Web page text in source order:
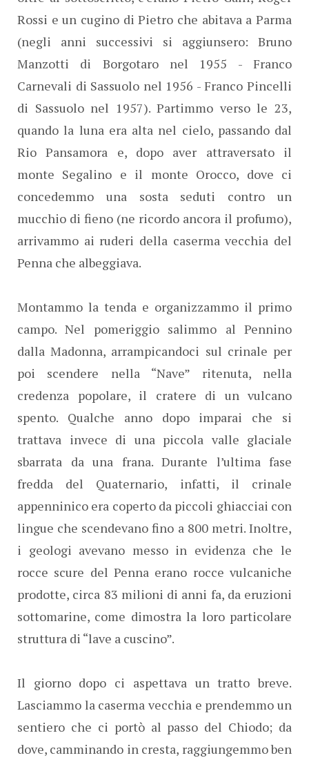
Rossi e un cugino di Pietro che abitava a Parma
(negli anni successivi si aggiunsero: Bruno
Manzotti di Borgotaro nel 1955 - Franco
Carnevali di Sassuolo nel 1956 - Franco Pincelli
di Sassuolo nel 1957). Partimmo verso le 23,
quando la luna era alta nel cielo, passando dal
Rio Pansamora e, dopo aver attraversato il
monte Segalino e il monte Orocco, dove ci
concedemmo una sosta seduti contro un
mucchio di fieno (ne ricordo ancora il profumo),
arrivammo ai ruderi della caserma vecchia del
Penna che albeggiava.
Montammo la tenda e organizzammo il primo
campo. Nel pomeriggio salimmo al Pennino
dalla Madonna, arrampicandoci sul crinale per
poi scendere nella “Nave” ritenuta, nella
credenza popolare, il cratere di un vulcano
spento. Qualche anno dopo imparai che si
trattava invece di una piccola valle glaciale
sbarrata da una frana. Durante l’ultima fase
fredda del Quaternario, infatti, il crinale
appenninico era coperto da piccoli ghiacciai con
lingue che scendevano fino a 800 metri. Inoltre,
i geologi avevano messo in evidenza che le
rocce scure del Penna erano rocce vulcaniche
prodotte, circa 83 milioni di anni fa, da eruzioni
sottomarine, come dimostra la loro particolare
struttura di “lave a cuscino”.
Il giorno dopo ci aspettava un tratto breve.
Lasciammo la caserma vecchia e prendemmo un
sentiero che ci portò al passo del Chiodo; da
dove, camminando in cresta, raggiungemmo ben